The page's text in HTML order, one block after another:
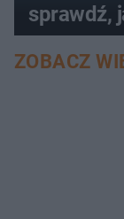
sprawdź,
ZOBACZ